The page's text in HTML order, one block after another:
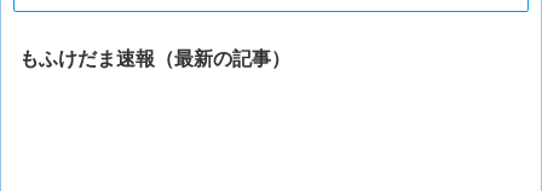
もふけだま速報（最新の記事）